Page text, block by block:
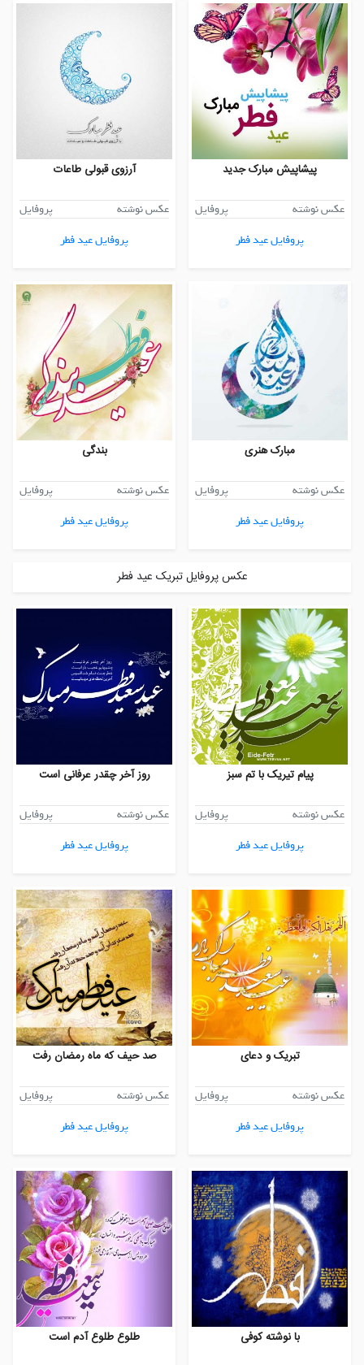
پیشاپیش مبارک جدید
عکس نوشته
پروفایل
پروفایل عید فطر
آرزوی قبولی طاعات
عکس نوشته
پروفایل
پروفایل عید فطر
مبارک هنری
عکس نوشته
پروفایل
پروفایل عید فطر
بندگی
عکس نوشته
پروفایل
پروفایل عید فطر
عکس پروفایل تبریک عید فطر
پیام تیریک با تم سبز
عکس نوشته
پروفایل
پروفایل عید فطر
روز آخر چقدر عرفانی است
عکس نوشته
پروفایل
پروفایل عید فطر
تبریک و دعای
عکس نوشته
پروفایل
پروفایل عید فطر
صد حیف که ماه رمضان رفت
عکس نوشته
پروفایل
پروفایل عید فطر
با نوشته کوفی طلوع طلوع آدم است